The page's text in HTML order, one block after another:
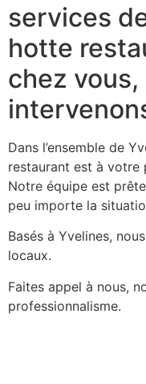
services
hotte
chez vous,
Dans l’ensemble de
restaurant est à votre
Notre équipe est
peu importe la
Basés à Yvelines,
locaux.
Faites appel à nous,
professionnalisme.